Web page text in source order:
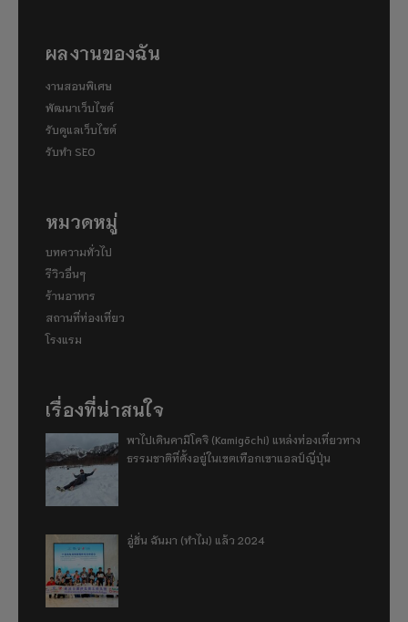
ผลงานของฉัน
งานสอนพิเศษ
พัฒนาเว็บไซต์
รับดูแลเว็บไซต์
รับทำ SEO
หมวดหมู่
บทความทั่วไป
รีวิวอื่นๆ
ร้านอาหาร
สถานที่ท่องเที่ยว
โรงแรม
เรื่องที่น่าสนใจ
พาไปเดินคามิโคจิ (Kamigōchi) แหล่งท่องเที่ยวทาง
ธรรมชาติที่ตั้งอยู่ในเขตเทือกเขาแอลป์ญี่ปุ่น
อู่ฮั่น ฉันมา (ทำไม) แล้ว 2024